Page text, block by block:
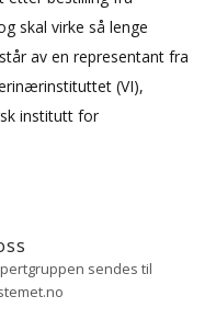
skal virke så lenge
av en representant fra
(VI),
institutt for
sendes til